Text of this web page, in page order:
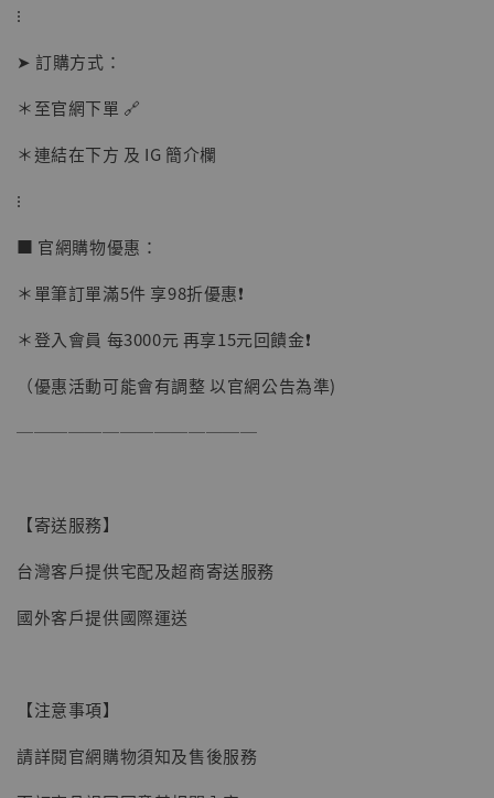
【店內現貨】海賊王 系列蒐藏雕像 布魯克達
加購優惠【讓子彈飛 鵝城縣長 張麻子 [BK01]】
⁝
➤ 訂購方式：
＊至官網下單 🔗
＊連結在下方 及 IG 簡介欄
⁝
■ 官網購物優惠：
＊單筆訂單滿5件 享98折優惠❗️
＊登入會員 每3000元 再享15元回饋金❗️
（優惠活動可能會有調整 以官網公告為準)
──────────────
【寄送服務】
台灣客戶提供宅配及超商寄送服務
國外客戶提供國際運送
【注意事項】
請詳閱官網購物須知及售後服務